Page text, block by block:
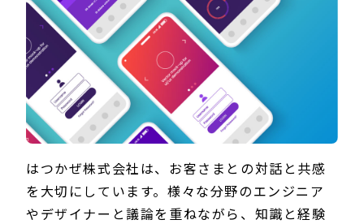
はつかぜ株式会社は、お客さまとの対話と共感
を大切にしています。様々な分野のエンジニア
やデザイナーと議論を重ねながら、知識と経験